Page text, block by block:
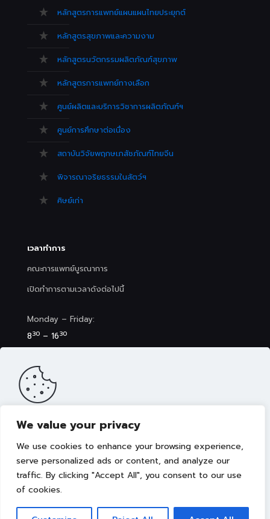
We value your privacy
We use cookies to enhance your browsing experience,
serve personalized ads or content, and analyze our
traffic. By clicking "Accept All", you consent to our use
of cookies.
หลักสูตรการแพทย์แผนแผนไทยประยุกต์
หลักสูตรสุขภาพและความงาม
หลักสูตรนวัตกรรมผลิตภัณฑ์สุขภาพ
หลักสูตรการแพทย์ทางเลือก
ศูนย์ผลิตและบริการวิชาการผลิตภัณฑ์ฯ
ศูนย์การศึกษาต่อเนื่อง
สถาบันวิจัยพฤกษเภสัชภัณฑ์ไทยจีน
พิจารณาจริยธรรมในสัตว์ฯ
ศิษย์เก่า
เวลาทำการ
คณะการแพทย์บูรณาการ
เปิดทำการตามเวลาดังต่อไปนี้
Monday – Friday:
830 – 1630
8 30– 17
Copyright © 2022 คณะการแพทย์บูรณาการ มหาวิทยาลัย
เว็บไซต์นี้มีการจัดเก็บคุกกี้เพื่อมอบประสบการณ์การใช้งานเว็บไซต์ของ
ขาย เลือกเนื้อหาที่เหมาะสมให้กับคุณอย่างเป็นส่วนตัว ท่านสามารถศึกษา
นโยบายการใช้คุกกี้ (Cookies Policy)ได้ที่ลิงค์นี้ การใช้งานเว็บไซต์นี้
เป็นการยอมรับข้อกำหนดและยินยอมให้เราจัดเก็บคุ้กกี้ตามนโยบายที่แจ้ง
ในเบื้องต้น
ยอมรับ